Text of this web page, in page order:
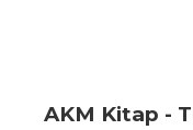
AKM Kitap -